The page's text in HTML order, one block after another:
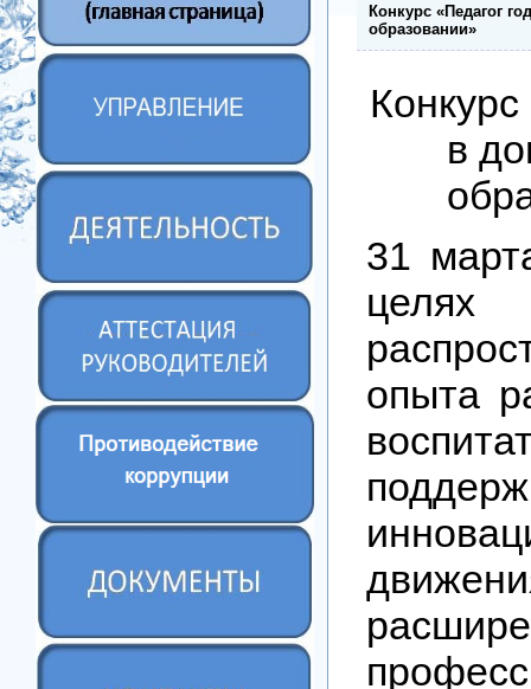
Конкурс «Педагог
образовании»
Конкурс
в
31
целях
опыта